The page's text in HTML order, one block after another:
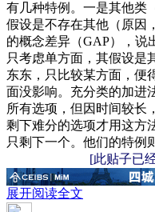
有几种特例。一是其他类
假设是不存在其他（原因
的概念差异（GAP），说
只考虑单方面，其假设是
东东，只比较某方面，便
面没影响。充分类的加进
所有选项，但因时间较长
剩下难分的选项才用这方
只剩下一个。他们的特例
[此贴子已
展开阅读全文